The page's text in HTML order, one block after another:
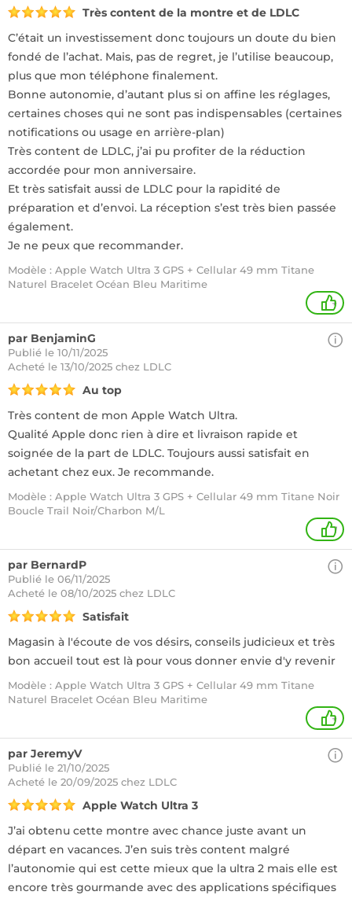
Très content de la montre et de LDLC
C’était un investissement donc toujours un doute du bien
fondé de l’achat. Mais, pas de regret, je l’utilise beaucoup,
plus que mon téléphone finalement.
Bonne autonomie, d’autant plus si on affine les réglages,
certaines choses qui ne sont pas indispensables (certaines
notifications ou usage en arrière-plan)
Très content de LDLC, j’ai pu profiter de la réduction
accordée pour mon anniversaire.
Et très satisfait aussi de LDLC pour la rapidité de
préparation et d’envoi. La réception s’est très bien passée
également.
Je ne peux que recommander.
Modèle : Apple Watch Ultra 3 GPS + Cellular 49 mm Titane
Naturel Bracelet Océan Bleu Maritime
+
par BenjaminG
Publié le 10/11/2025
Acheté le 13/10/2025 chez LDLC
Au top
Très content de mon Apple Watch Ultra.
Qualité Apple donc rien à dire et livraison rapide et
soignée de la part de LDLC. Toujours aussi satisfait en
achetant chez eux. Je recommande.
Modèle : Apple Watch Ultra 3 GPS + Cellular 49 mm Titane Noir
Boucle Trail Noir/Charbon M/L
1
par BernardP
Publié le 06/11/2025
Acheté le 08/10/2025 chez LDLC
Satisfait
Magasin à l'écoute de vos désirs, conseils judicieux et très
bon accueil tout est là pour vous donner envie d'y revenir
Modèle : Apple Watch Ultra 3 GPS + Cellular 49 mm Titane
Naturel Bracelet Océan Bleu Maritime
+
par JeremyV
Publié le 21/10/2025
Acheté le 20/09/2025 chez LDLC
Apple Watch Ultra 3
J’ai obtenu cette montre avec chance juste avant un
départ en vacances. J’en suis très content malgré
l’autonomie qui est cette mieux que la ultra 2 mais elle est
encore très gourmande avec des applications spécifiques